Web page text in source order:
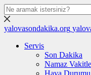
yalovasondakika.org
Servis
Son Dakika
Namaz
Hava Durumu